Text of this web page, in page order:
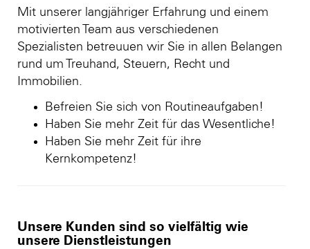
Mit unserer langjähriger Erfahrung und einem
motivierten Team aus verschiedenen
Spezialisten betreuuen wir Sie in allen Belangen
rund um Treuhand, Steuern, Recht und
Immobilien.
Befreien Sie sich von Routineaufgaben!
Haben Sie mehr Zeit für das Wesentliche!
Haben Sie mehr Zeit für ihre
Kernkompetenz!
Unsere Kunden sind so vielfältig wie
unsere Dienstleistungen